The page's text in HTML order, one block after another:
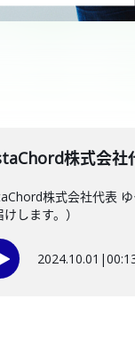
株式会社
株式会社代表
します。）
2024.10.01 |